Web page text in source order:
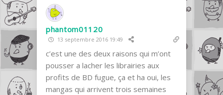
phantom01120
13 septembre 2016 19:49
c’est une des deux raisons qui m’ont
pousser a lacher les librairies aux
profits de BD fugue, ça et ha oui, les
mangas qui arrivent trois semaines